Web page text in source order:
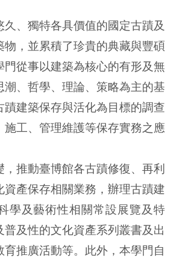
、獨特各具價值的國定古蹟及
物，並累積了珍貴的典藏與豐碩
門從事以建築為核心的有形及無
潮、哲學、理論、策略為主的基
蹟建築保存與活化為目標的調查
施工、管理維護等保存實務之應
，推動臺博館各古蹟修復、再利
資產保存相關業務，辦理古蹟建
學及藝術性相關常設展覽及特
普及性的文化資產系列叢書及出
育推廣活動等。此外，本學門自